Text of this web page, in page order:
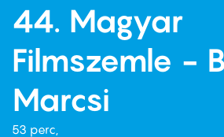
44. Magyar
Filmszemle -
Marcsi
53 perc,